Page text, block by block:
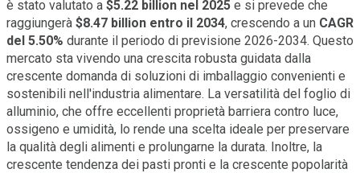
è stato valutato a $5.22 billion nel 2025 e si prevede che
raggiungerà $8.47 billion entro il 2034, crescendo a un CAGR
del 5.50% durante il periodo di previsione 2026-2034. Questo
mercato sta vivendo una crescita robusta guidata dalla
crescente domanda di soluzioni di imballaggio convenienti e
sostenibili nell'industria alimentare. La versatilità del foglio di
alluminio, che offre eccellenti proprietà barriera contro luce,
ossigeno e umidità, lo rende una scelta ideale per preservare
la qualità degli alimenti e prolungarne la durata. Inoltre, la
crescente tendenza dei pasti pronti e la crescente popolarità